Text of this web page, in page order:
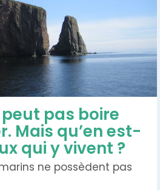
peut pas boire
Mais qu’en est-
qui y vivent ?
ne possèdent pas